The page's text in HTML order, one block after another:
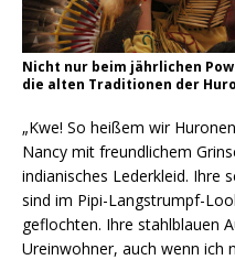
Nicht nur beim jährlichen
die alten Traditionen der
„Kwe! So heißem wir
Nancy mit freundlichem
indianisches Lederkleid. Ihre
sind im Pipi-Langstrumpf-
geflochten. Ihre stahlblauen
Ureinwohner, auch wenn ich